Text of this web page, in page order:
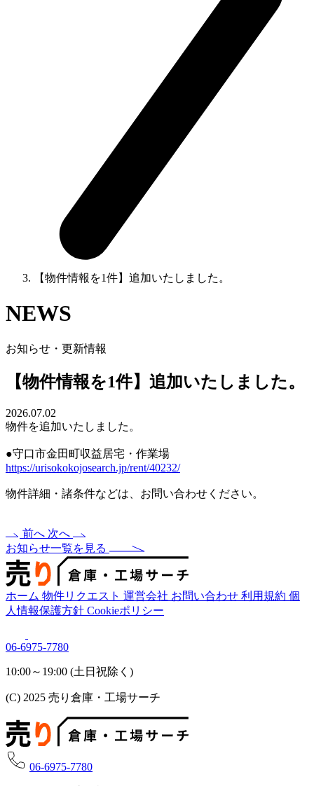
【物件情報を1件】追加いたしました。
NEWS
お知らせ・更新情報
【物件情報を1件】追加いたしました。
2026.07.02
物件を追加いたしました。
●守口市金田町収益居宅・作業場
https://urisokokojosearch.jp/rent/40232/
物件詳細・諸条件などは、お問い合わせください。
前へ 次へ
お知らせ一覧を見る
ホーム 物件リクエスト 運営会社 お問い合わせ 利用規約 個
人情報保護方針 Cookieポリシー
06-6975-7780
10:00～19:00 (土日祝除く)
(C) 2025 売り倉庫・工場サーチ
06-6975-7780